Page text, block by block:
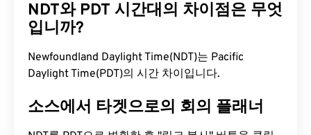
NDT와 PDT 시간대의 차이점은 무엇
입니까?
Newfoundland Daylight Time(NDT)는 Pacific
Daylight Time(PDT)의 시간 차이입니다.
소스에서 타겟으로의 회의 플래너